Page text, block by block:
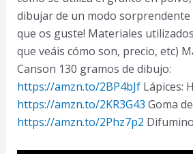
a
Paso
dibujar de un modo sorprendente
que os guste! Materiales
que veáis cómo son, precio, etc)
Canson 130 gramos de dibujo:
https://amzn.to/2BP4bJfLápices:
https://amzn.to/2KR3G43 Goma
https://amzn.to/2Phz7p2